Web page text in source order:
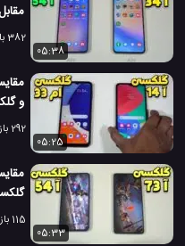
382 بازدید
05:38
و
292 بازدید
05:25
115 بازدید
05:33